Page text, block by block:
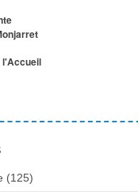
l'Accueil
(125)